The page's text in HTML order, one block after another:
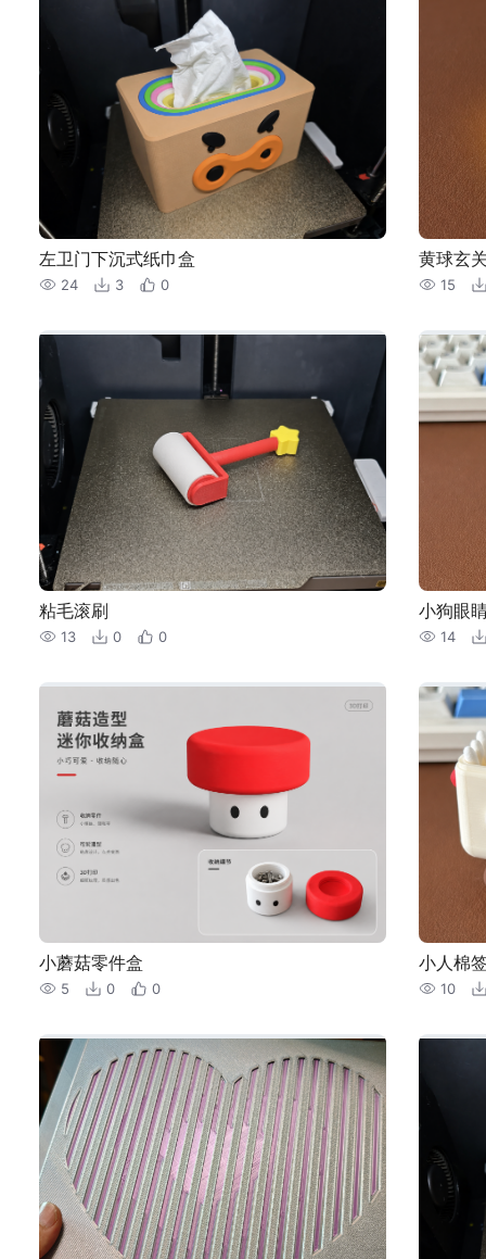
左卫门下沉式纸巾盒
24 3 0
黄球玄
15
粘毛滚刷
13 0 0
小狗眼
14
小蘑菇零件盒
5 0 0
小人棉
10